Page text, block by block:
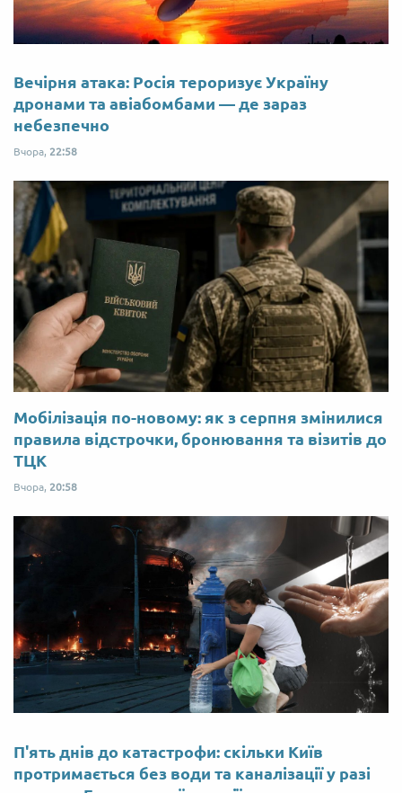
Вечірня атака: Росія тероризує Україну
дронами та авіабомбами — де зараз
небезпечно
Вчора, 22:58
Мобілізація по-новому: як з серпня змінилися
правила відстрочки, бронювання та візитів до
ТЦК
Вчора, 20:58
П'ять днів до катастрофи: скільки Київ
протримається без води та каналізації у разі